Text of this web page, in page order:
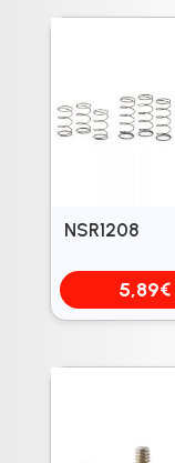
NSR1208
5,89€